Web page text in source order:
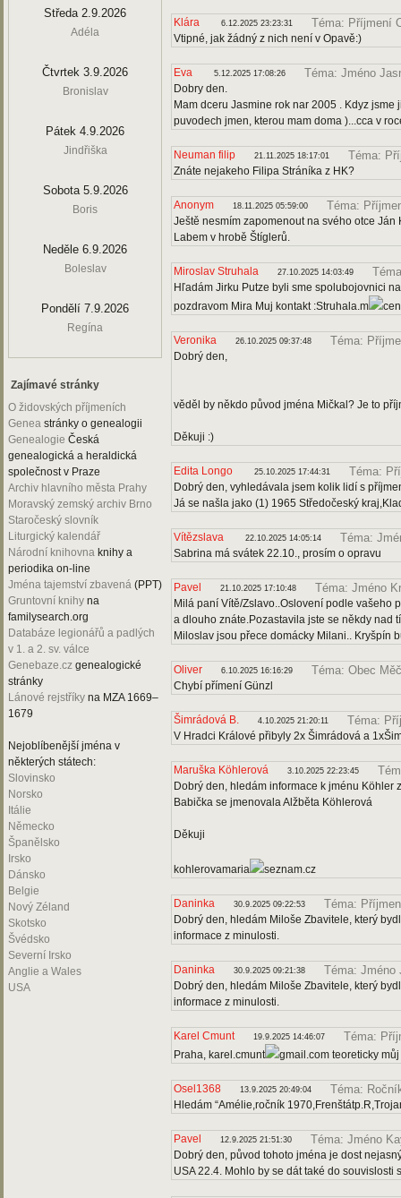
Středa 2.9.2026
Adéla
Čtvrtek 3.9.2026
Bronislav
Pátek 4.9.2026
Jindřiška
Sobota 5.9.2026
Boris
Neděle 6.9.2026
Boleslav
Pondělí 7.9.2026
Regína
Zajímavé stránky
O židovských příjmeních
Genea stránky o genealogii
Genealogie Česká
genealogická a heraldická
společnost v Praze
Archiv hlavního města Prahy
Moravský zemský archiv Brno
Staročeský slovník
Liturgický kalendář
Národní knihovna knihy a
periodika on-line
Jména tajemství zbavená (PPT)
Gruntovní knihy na
familysearch.org
Databáze legionářů a padlých
v 1. a 2. sv. válce
Genebaze.cz genealogické
stránky
Lánové rejstříky na MZA 1669–
1679
Nejoblíbenější jména v
některých státech:
Slovinsko
Norsko
Itálie
Německo
Španělsko
Irsko
Dánsko
Belgie
Nový Zéland
Skotsko
Švédsko
Severní Irsko
Anglie a Wales
USA
Klára 6.12.2025 23:23:31 Téma: Příjmení
Vtipné, jak žádný z nich není v Opavě:)
Eva 5.12.2025 17:08:26 Téma: Jméno
Dobry den.
Mam dceru Jasmine rok nar 2005 . Kdyz
puvodech jmen, kterou mam doma )...cca v
Neuman filip 21.11.2025 18:17:01 Téma:
Znáte nejakeho Filipa Stráníka z HK?
Anonym 18.11.2025 05:59:00 Téma:
Ještě nesmím zapomenout na svého otce
Labem v hrobě Štíglerů.
Miroslav Struhala 27.10.2025 14:03:49
Hľadám Jirku Putze byli sme spolubojovnici
pozdravom Mira Muj kontakt :Struhala.m
Veronika 26.10.2025 09:37:48 Téma:
Dobrý den,
věděl by někdo původ jména Mičkal? Je to
Děkuji :)
Edita Longo 25.10.2025 17:44:31 Téma:
Dobrý den, vyhledávala jsem kolik lidí s
Já se našla jako (1) 1965 Středočeský
Vítězslava 22.10.2025 14:05:14 Téma:
Sabrina má svátek 22.10., prosím o opravu
Pavel 21.10.2025 17:10:48 Téma: Jméno
Milá paní Vítě/Zslavo..Oslovení podle vašeho
a dlouho znáte.Pozastavila jste se někdy nad
Miloslav jsou přece domácky Milani.. Kryšpín
Oliver 6.10.2025 16:16:29 Téma: Obec
Chybí přímení Günzl
Šimrádová B. 4.10.2025 21:20:11 Téma:
V Hradci Králové přibyly 2x Šimrádová a
Maruška Köhlerová 3.10.2025 22:23:45
Dobrý den, hledám informace k jménu Köhler
Babička se jmenovala Alžběta Köhlerová
Děkuji
kohlerovamaria seznam.cz
Daninka 30.9.2025 09:22:53 Téma:
Dobrý den, hledám Miloše Zbavitele, který
informace z minulosti.
Daninka 30.9.2025 09:21:38 Téma: Jméno
Dobrý den, hledám Miloše Zbavitele, který
informace z minulosti.
Karel Cmunt 19.9.2025 14:46:07 Téma:
Praha, karel.cmunt gmail.com teoreticky
Osel1368 13.9.2025 20:49:04 Téma:
Hledám “Amélie,ročník
Pavel 12.9.2025 21:51:30 Téma: Jméno
Dobrý den, původ tohoto jména je dost
USA 22.4. Mohlo by se dát také do